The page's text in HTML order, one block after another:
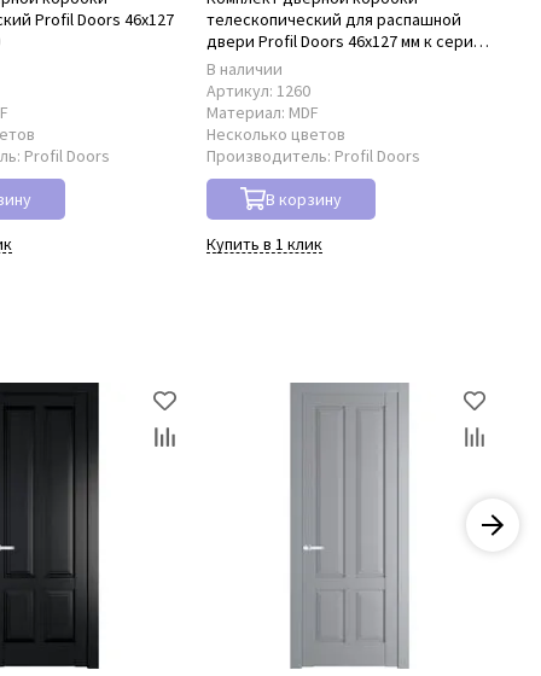
Profil Doors 46x127
Profil Doors
телескопический для распашной
двери Profil Doors 46x127 мм к серии
PD
В наличии
Артикул: 1260
Материал: MDF
Несколько цветов
Производитель: Profil Doors
В корзину
Купить в 1 клик